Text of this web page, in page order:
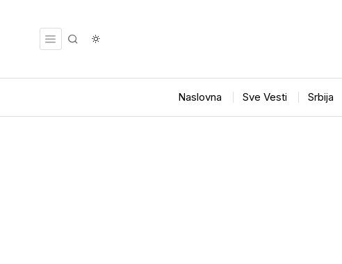
Naslovna Sve Vesti Srbija